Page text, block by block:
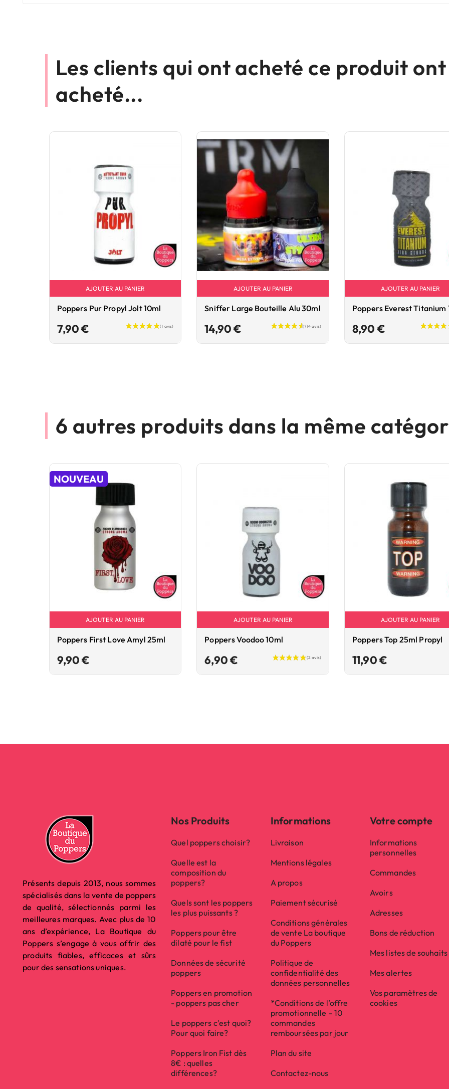
Les clients qui ont acheté ce produit
acheté...
AJOUTER AU PANIER
Poppers Pur Propyl Jolt 10ml
7,90 €
(1 avis)
AJOUTER AU PANIER
Sniffer Large Bouteille Alu 30ml
14,90 €
AJOUTER AU PANIER
Poppers Everest Titanium
8,90 €Prix
6 autres produits dans la même
NOUVEAU
AJOUTER AU PANIER
Poppers First Love Amyl 25ml
9,90 €
AJOUTER AU PANIER
Poppers Voodoo 10ml
6,90 €
AJOUTER AU PANIER
Poppers Top 25ml Propyl
11,90 €Prix
Présents depuis 2013, nous sommes
spécialisés dans la vente de poppers
de qualité, sélectionnés parmi les
meilleures marques. Avec plus de 10
ans d’expérience, La Boutique du
Poppers s’engage à vous offrir des
produits fiables, efficaces et sûrs
pour des sensations uniques.
Nos Produits
Quel poppers choisir?
Quelle est la
composition du
poppers?
Quels sont les poppers
les plus puissants ?
Poppers pour être
dilaté pour le fist
Données de sécurité
poppers
Poppers en promotion
- poppers pas cher
Le poppers c'est quoi?
Pour quoi faire?
Poppers Iron Fist dès
8€ : quelles
différences?
Informations
Livraison
Mentions légales
A propos
Paiement sécurisé
Conditions générales
de vente La boutique
du Poppers
Politique de
confidentialité des
données personnelles
*Conditions de l’offre
promotionnelle – 10
commandes
remboursées par jour
Plan du site
Contactez-nous
Votre compte
Informations
personnelles
Commandes
Avoirs
Adresses
Bons de réduction
Mes listes de souhaits
Mes alertes
Vos paramètres de
cookies